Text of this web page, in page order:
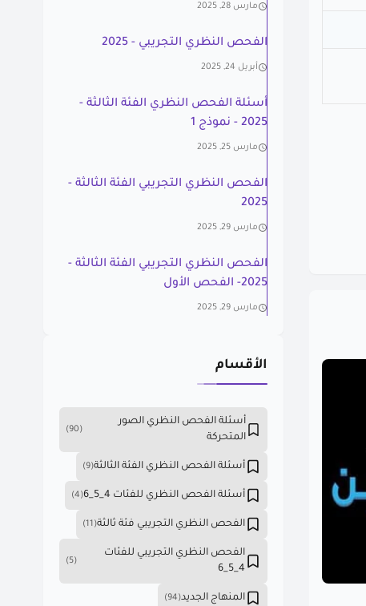
مارس 28, 2025
الفحص النظري التجريبي - 2025
أبريل 24, 2025
أسئلة الفحص النظري الفئة الثالثة -
2025 - نموذج 1
مارس 25, 2025
الفحص النظري التجريبي الفئة الثالثة -
2025
مارس 29, 2025
الفحص النظري التجريبي الفئة الثالثة -
2025- الفحص الأول
مارس 29, 2025
الأقسام
أسئلة الفحص النظري الصور
المتحركة
(90)
أسئلة الفحص النظري الفئة الثالثة(9)
أسئلة الفحص النظري للفئات 4_5_6 (4)
الفحص النظري التجريبي فئة ثالثة(11)
الفحص النظري التجريبي للفئات
4_5_6
(5)
المنهاج الجديد(94)